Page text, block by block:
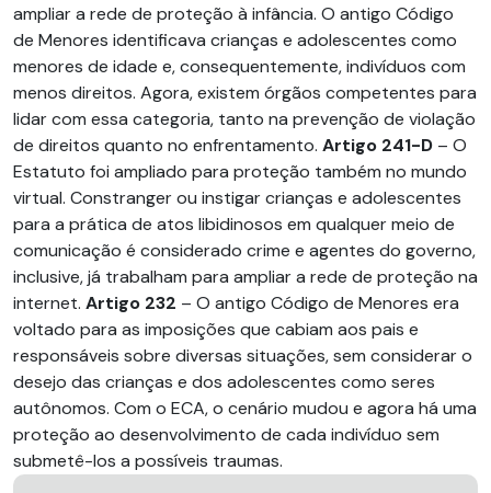
ampliar a rede de proteção à infância. O antigo Código
de Menores identificava crianças e adolescentes como
menores de idade e, consequentemente, indivíduos com
menos direitos. Agora, existem órgãos competentes para
lidar com essa categoria, tanto na prevenção de violação
de direitos quanto no enfrentamento. Artigo 241-D – O
Estatuto foi ampliado para proteção também no mundo
virtual. Constranger ou instigar crianças e adolescentes
para a prática de atos libidinosos em qualquer meio de
comunicação é considerado crime e agentes do governo,
inclusive, já trabalham para ampliar a rede de proteção na
internet. Artigo 232 – O antigo Código de Menores era
voltado para as imposições que cabiam aos pais e
responsáveis sobre diversas situações, sem considerar o
desejo das crianças e dos adolescentes como seres
autônomos. Com o ECA, o cenário mudou e agora há uma
proteção ao desenvolvimento de cada indivíduo sem
submetê-los a possíveis traumas.